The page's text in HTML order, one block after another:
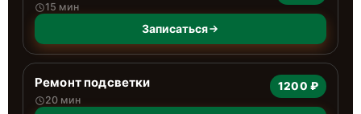
15 мин
Записаться
Ремонт подсветки
20 мин
1200 ₽